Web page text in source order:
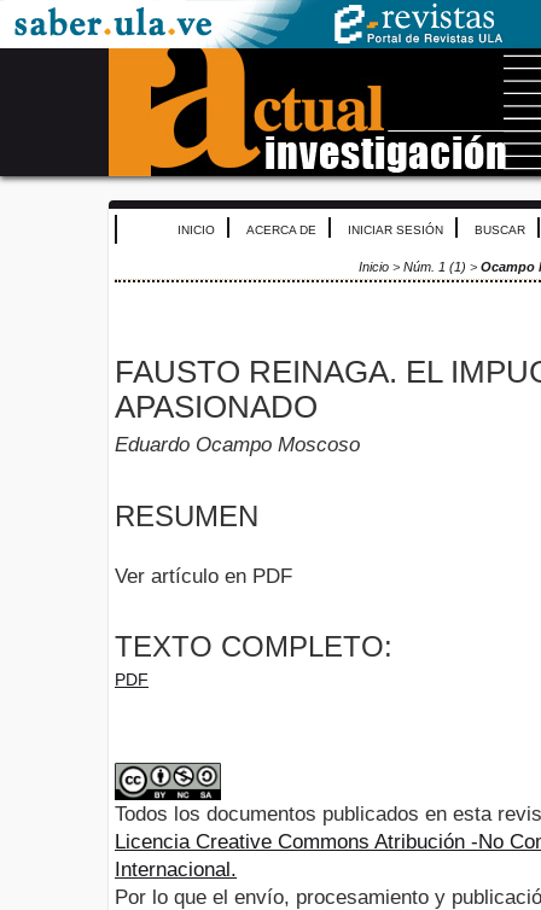
INICIO ACERCA DE INICIAR SESIÓN BUSCAR
Inicio> Núm. 1 (1) > Ocampo
FAUSTO REINAGA. EL
APASIONADO
Eduardo Ocampo Moscoso
RESUMEN
Ver artículo en PDF
TEXTO COMPLETO:
PDF
Todos los documentos publicados en esta
Licencia Creative Commons Atribución -No
Internacional.
Por lo que el envío, procesamiento y